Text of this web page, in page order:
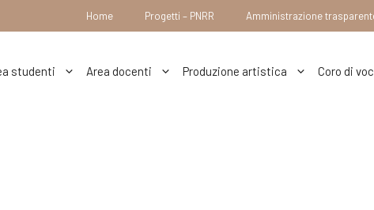
Home Progetti – PNRR Amministrazione
studenti Area docenti Produzione artistica Coro di